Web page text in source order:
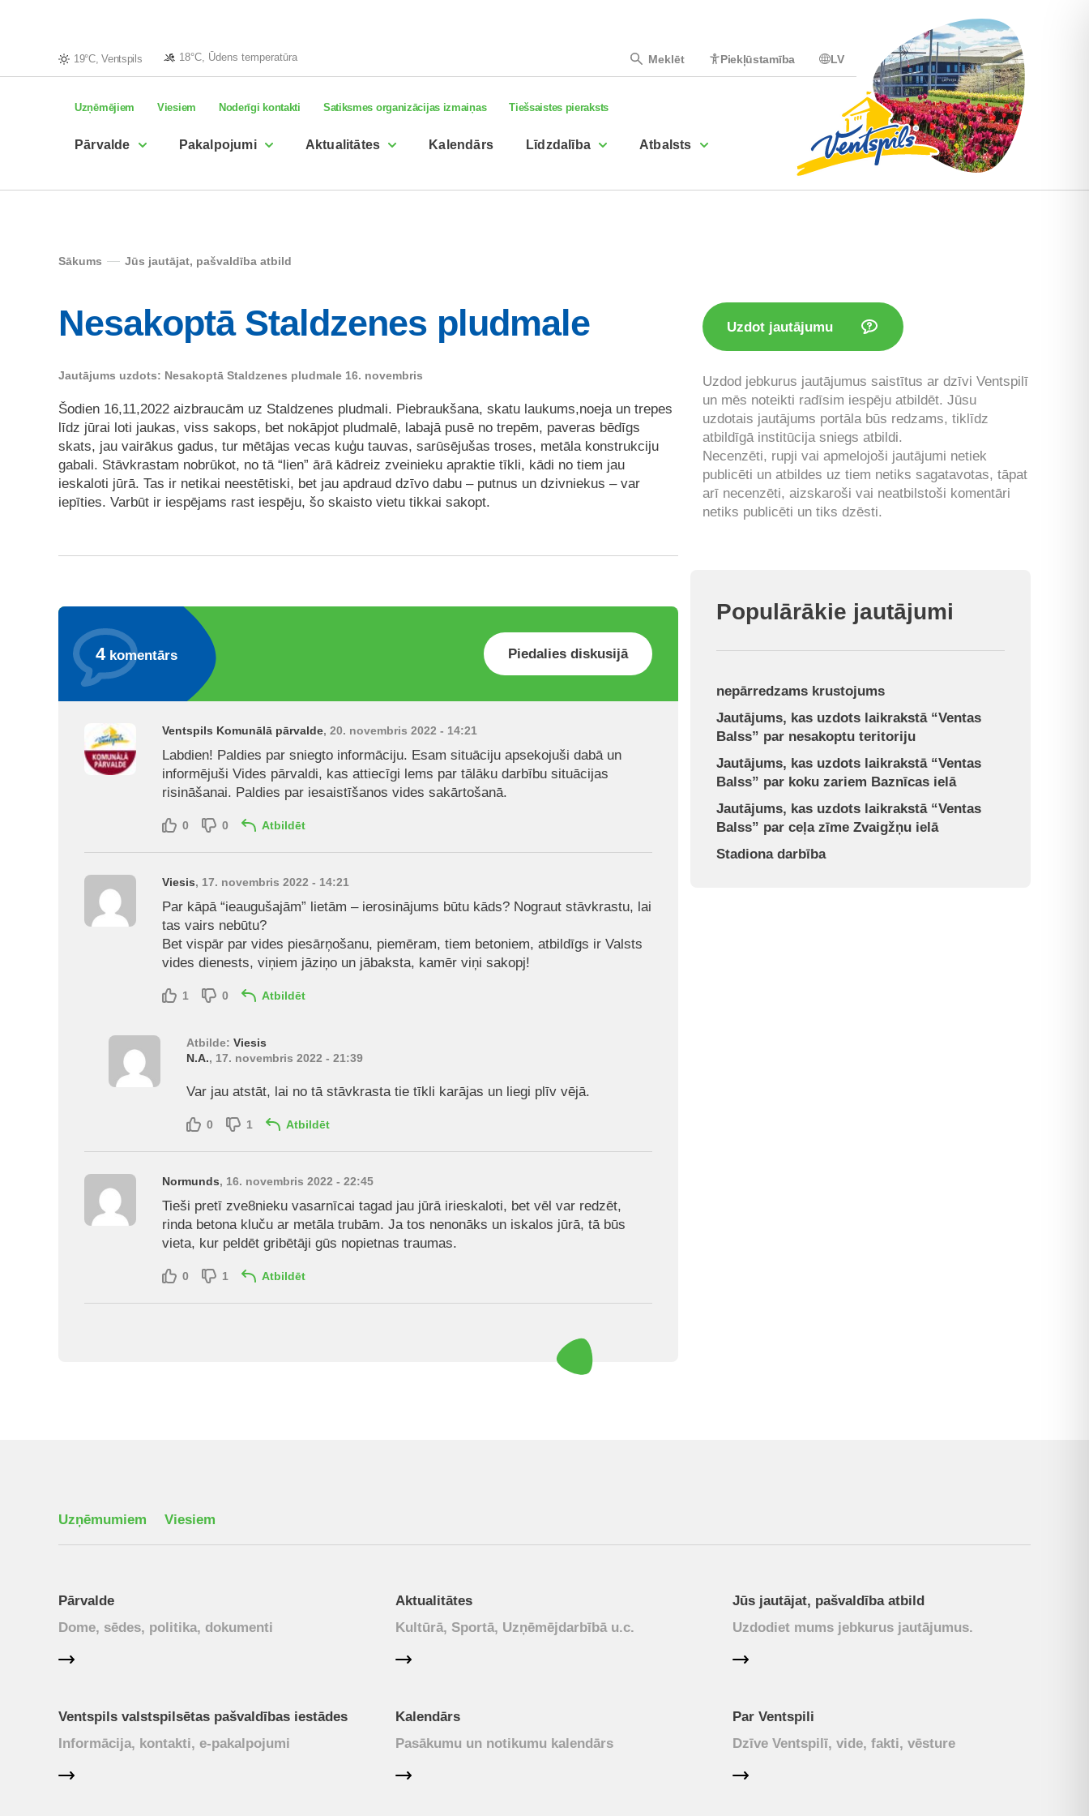
19°C, Ventspils 18°C, Ūdens temperatūra Meklēt Piekļūstamība LV
Uzņēmējiem Viesiem Noderīgi kontakti Satiksmes organizācijas izmaiņas Tiešsaistes pieraksts
Pārvalde Pakalpojumi Aktualitātes Kalendārs Līdzdalība Atbalsts
Sākums Jūs jautājat, pašvaldība atbild
Nesakoptā Staldzenes pludmale
Jautājums uzdots: Nesakoptā Staldzenes pludmale 16. novembris
Šodien 16,11,2022 aizbraucām uz Staldzenes pludmali. Piebraukšana, skatu laukums,noeja un trepes
līdz jūrai loti jaukas, viss sakops, bet nokāpjot pludmalē, labajā pusē no trepēm, paveras bēdīgs
skats, jau vairākus gadus, tur mētājas vecas kuģu tauvas, sarūsējušas troses, metāla konstrukciju
gabali. Stāvkrastam nobrūkot, no tā “lien” ārā kādreiz zveinieku apraktie tīkli, kādi no tiem jau
ieskaloti jūrā. Tas ir netikai neestētiski, bet jau apdraud dzīvo dabu – putnus un dzivniekus – var
iepīties. Varbūt ir iespējams rast iespēju, šo skaisto vietu tikkai sakopt.
4komentārs Piedalies diskusijā
Ventspils Komunālā pārvalde, 20. novembris 2022 - 14:21
Labdien! Paldies par sniegto informāciju. Esam situāciju apsekojuši dabā un
informējuši Vides pārvaldi, kas attiecīgi lems par tālāku darbību situācijas
risināšanai. Paldies par iesaistīšanos vides sakārtošanā.
0 0 Atbildēt
Viesis, 17. novembris 2022 - 14:21
Par kāpā “ieaugušajām” lietām – ierosinājums būtu kāds? Nograut stāvkrastu, lai
tas vairs nebūtu?
Bet vispār par vides piesārņošanu, piemēram, tiem betoniem, atbildīgs ir Valsts
vides dienests, viņiem jāziņo un jābaksta, kamēr viņi sakopj!
1 0 Atbildēt
Atbilde: Viesis
N.A., 17. novembris 2022 - 21:39
Var jau atstāt, lai no tā stāvkrasta tie tīkli karājas un liegi plīv vējā.
0 1 Atbildēt
Normunds, 16. novembris 2022 - 22:45
Tieši pretī zve8nieku vasarnīcai tagad jau jūrā irieskaloti, bet vēl var redzēt,
rinda betona kluču ar metāla trubām. Ja tos nenonāks un iskalos jūrā, tā būs
vieta, kur peldēt gribētāji gūs nopietnas traumas.
0 1 Atbildēt
Uzdot jautājumu
Uzdod jebkurus jautājumus saistītus ar dzīvi Ventspilī
un mēs noteikti radīsim iespēju atbildēt. Jūsu
uzdotais jautājums portāla būs redzams, tiklīdz
atbildīgā institūcija sniegs atbildi.
Necenzēti, rupji vai apmelojoši jautājumi netiek
publicēti un atbildes uz tiem netiks sagatavotas, tāpat
arī necenzēti, aizskaroši vai neatbilstoši komentāri
netiks publicēti un tiks dzēsti.
Populārākie jautājumi
nepārredzams krustojums
Jautājums, kas uzdots laikrakstā “Ventas
Balss” par nesakoptu teritoriju
Jautājums, kas uzdots laikrakstā “Ventas
Balss” par koku zariem Baznīcas ielā
Jautājums, kas uzdots laikrakstā “Ventas
Balss” par ceļa zīme Zvaigžņu ielā
Stadiona darbība
Uzņēmumiem Viesiem
Pārvalde
Dome, sēdes, politika, dokumenti
Aktualitātes
Kultūrā, Sportā, Uzņēmējdarbībā u.c.
Jūs jautājat, pašvaldība atbild
Uzdodiet mums jebkurus jautājumus.
Ventspils valstspilsētas pašvaldības iestādes
Informācija, kontakti, e-pakalpojumi
Kalendārs
Pasākumu un notikumu kalendārs
Par Ventspili
Dzīve Ventspilī, vide, fakti, vēsture